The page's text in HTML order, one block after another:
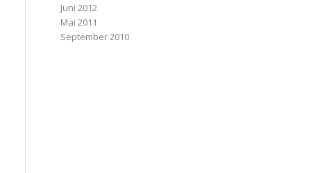
Juni 2012
Mai 2011
September 2010